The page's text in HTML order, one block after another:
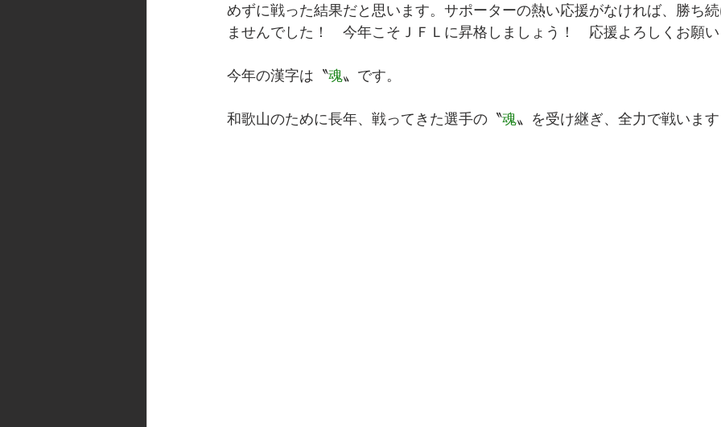
めずに戦った結果だと思います。サポーターの熱い応援がなければ、勝ち
ませんでした！　今年こそＪＦＬに昇格しましょう！　応援よろしくお願
今年の漢字は〝魂〟です。
和歌山のために長年、戦ってきた選手の〝魂〟を受け継ぎ、全力で戦いま